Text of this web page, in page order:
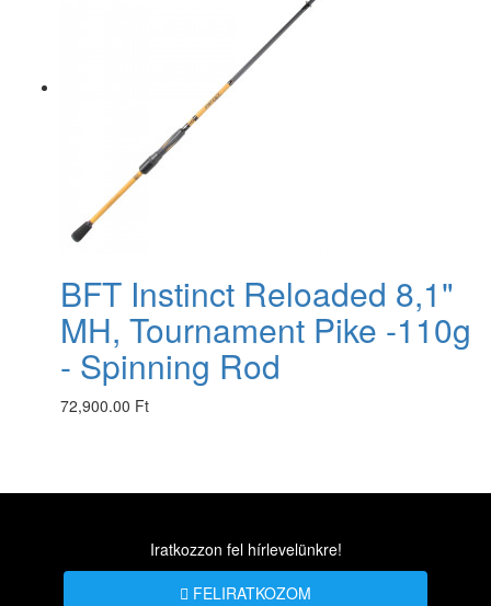
BFT Instinct Reloaded 8,1"
MH, Tournament Pike -110g
- Spinning Rod
72,900.00 Ft
Iratkozzon fel hírlevelünkre!
FELIRATKOZOM